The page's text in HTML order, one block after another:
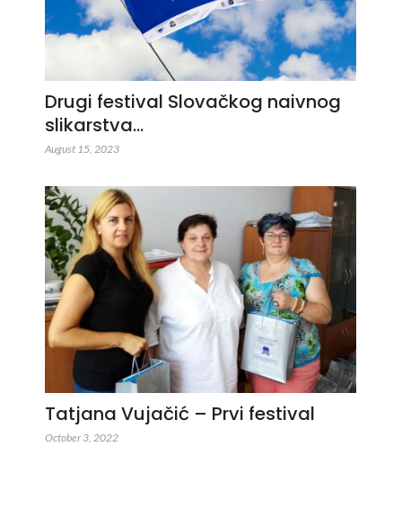
Drugi festival Slovačkog naivnog
slikarstva…
August 15, 2023
Tatjana Vujačić – Prvi festival
October 3, 2022